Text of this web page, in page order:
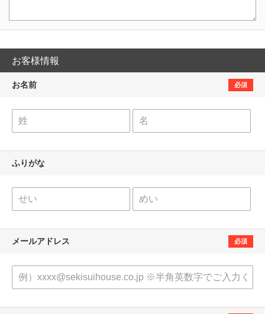
お客様情報
お名前 必須
ふりがな
メールアドレス 必須